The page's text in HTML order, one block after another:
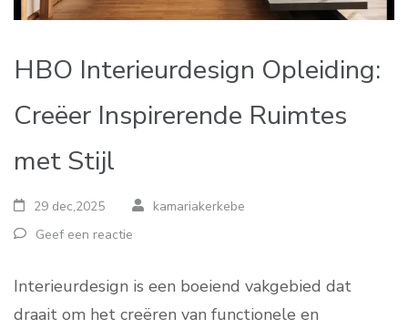
HBO Interieurdesign Opleiding:
Creëer Inspirerende Ruimtes
met Stijl
29 dec,2025
kamariakerkebe
Geef een reactie
Interieurdesign is een boeiend vakgebied dat
draait om het creëren van functionele en